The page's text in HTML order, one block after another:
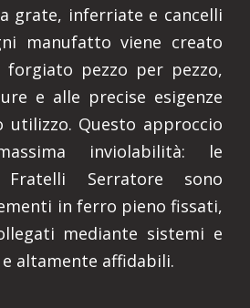
grate, inferriate e cancelli
manufatto viene creato
forgiato pezzo per pezzo,
e alle precise esigenze
utilizzo. Questo approccio
inviolabilità: le
Serratore sono
in ferro pieno fissati,
mediante sistemi e
altamente affidabili.